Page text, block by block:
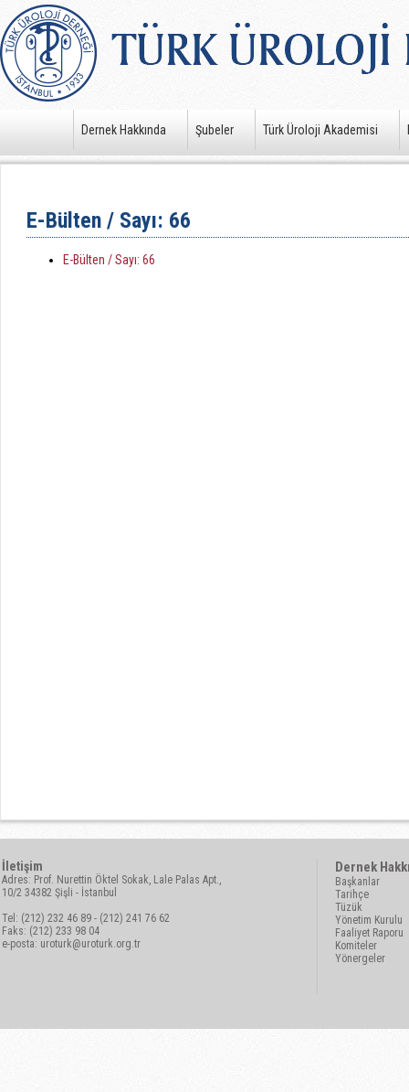
Dernek Hakkında Şubeler Türk Üroloji Akademisi
E-Bülten / Sayı: 66
E-Bülten / Sayı: 66
İletişim
Adres: Prof. Nurettin Öktel Sokak, Lale Palas Apt.,
10/2 34382 Şişli - İstanbul
Tel: (212) 232 46 89 - (212) 241 76 62
Faks: (212) 233 98 04
e-posta: uroturk@uroturk.org.tr
Dernek
Başkanlar
Tarihçe
Tüzük
Yönetim Kurulu
Faaliyet Raporu
Komiteler
Yönergeler